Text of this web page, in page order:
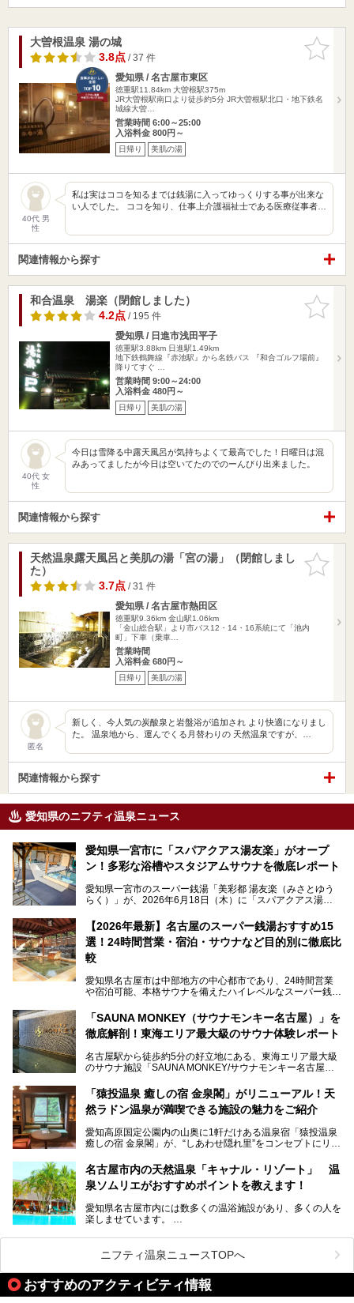
お気に入
りに追加
大曽根温泉 湯の城
3.8点/ 37 件
愛知県 / 名古屋市東区
徳重駅11.84km 大曽根駅375m
JR大曽根駅南口より徒歩約5分 JR大曽根駅北口・地下鉄名
城線大曽…
営業時間 6:00～25:00
入浴料金 800円～
日帰り 美肌の湯
40代 男
性
私は実はココを知るまでは銭湯に入ってゆっくりする事が出来な
い人でした。 ココを知り、仕事上介護福祉士である医療従事者…
関連情報から探す
お気に入
りに追加
和合温泉 湯楽（閉館しました）
4.2点/ 195 件
愛知県 / 日進市浅田平子
徳重駅3.88km 日進駅1.49km
地下鉄鶴舞線『赤池駅』から名鉄バス 『和合ゴルフ場前』
降りてすぐ …
営業時間 9:00～24:00
入浴料金 480円～
日帰り 美肌の湯
40代 女
性
今日は雪降る中露天風呂が気持ちよくて最高でした！日曜日は混
みあってましたが今日は空いてたのでのーんびり出来ました。
関連情報から探す
お気に入
りに追加
天然温泉露天風呂と美肌の湯「宮の湯」（閉館しまし
た）
3.7点/ 31 件
愛知県 / 名古屋市熱田区
徳重駅9.36km 金山駅1.06km
「金山総合駅」より市バス12・14・16系統にて「池内
町」下車（乗車…
営業時間
入浴料金 680円～
日帰り 美肌の湯
匿名
新しく、今人気の炭酸泉と岩盤浴が追加され より快適になりまし
た。 温泉地から、運んでくる月替わりの 天然温泉ですが、…
関連情報から探す
愛知県のニフティ温泉ニュース
愛知県一宮市に「スパアクアス湯友楽」がオープ
ン！多彩な浴槽やスタジアムサウナを徹底レポート
愛知県一宮市のスーパー銭湯「美彩都 湯友楽（みさとゆう
らく）」が、2026年6月18日（木）に「スパアクアス湯友
この地で30年にわたり愛され続けてきた施設だからこそ、
地元住民をはじめオープンを待ちわびている人も多いのでは
ないでしょうか。
老朽化した設備の補修を機に、2年前からじっくり構想を練
ってきたというだけあって、館内の充実度は想像以上。
以前の4倍に拡張したという露天エリアや10の浴槽、40人収
容の巨大なスタジアムサウナに、岩盤浴やリラクゼーション
までまるごと楽しめる施設に生まれ変わりました。
今回は、全面リニューアルして新しくなった「スパアクアス
【2026年最新】名古屋のスーパー銭湯おすすめ15
選！24時間営業・宿泊・サウナなど目的別に徹底比
較
愛知県名古屋市は中部地方の中心都市であり、24時間営業
や宿泊可能、本格サウナを備えたハイレベルなスーパー銭湯
そのため、「日々の仕事の疲れを心身ともにリセットした
い」「休日に時間を忘れて1日中ダラダラ過ごしたい」「コ
くある点が魅力です！
お好みの温泉施設を見つけて楽しんでくださいね。
「SAUNA MONKEY（サウナモンキー名古屋）」を
徹底解剖！東海エリア最大級のサウナ体験レポート
名古屋駅から徒歩約5分の好立地にある、東海エリア最大級
のサウナ施設「SAUNA MONKEY/サウナモンキー名古屋」
「名古屋駅周辺ってサウナが少ないよね」という声をよく耳
にするだけあり、アクセスの良さにも胸が高鳴ります。
今回は普段は男性専用となっているパブリックサウナが、女
さっそく取材してきました！
「猿投温泉 癒しの宿 金泉閣」がリニューアル！天
然ラドン温泉が満喫できる施設の魅力をご紹介
愛知高原国定公園内の山奥に1軒だけある温泉宿「猿投温泉
癒しの宿 金泉閣」が、“しあわせ隠れ里”をコンセプトにリニ
天然ラドン温泉が堪能できるお風呂や、新設・改装された客
室、地元の食材と温泉水で作られたお料理……。
ご紹介します。
名古屋市内の天然温泉「キャナル・リゾート」 温
泉ソムリエがおすすめポイントを教えます！
愛知県名古屋市内には数多くの温浴施設があり、多くの人を
楽しませています。
ムリエの目線で紹介していきます！
名古屋市内にはスーパー銭湯や日帰り温泉が多く、「どこに
行こうかな？」と悩んでしまう方も多いと思います。
ぜひこの記事を参考にして「キャナル・リゾート」に出かけ
てみるのはいかがでしょうか？
ニフティ温泉ニュースTOPへ
おすすめのアクティビティ情報